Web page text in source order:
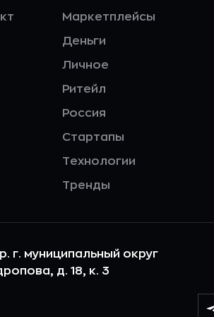
Маркетплейсы
Деньги
Личное
Ритейл
Россия
Стартапы
Технологии
Тренды
г. муниципальный округ
д. 18, к. 3